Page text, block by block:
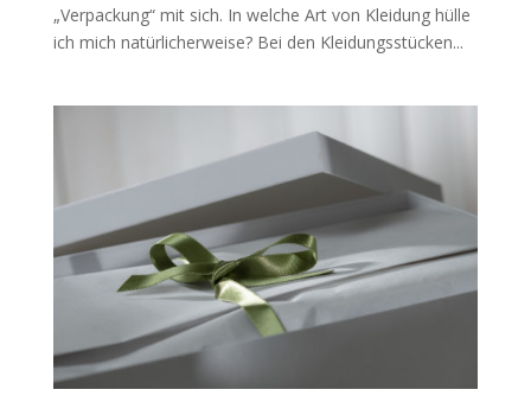
„Verpackung“ mit sich. In welche Art von Kleidung hülle
ich mich natürlicherweise? Bei den Kleidungsstücken...